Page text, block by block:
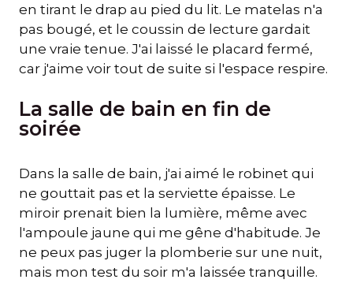
en tirant le drap au pied du lit. Le matelas n'a
pas bougé, et le coussin de lecture gardait
une vraie tenue. J'ai laissé le placard fermé,
car j'aime voir tout de suite si l'espace respire.
La salle de bain en fin de
soirée
Dans la salle de bain, j'ai aimé le robinet qui
ne gouttait pas et la serviette épaisse. Le
miroir prenait bien la lumière, même avec
l'ampoule jaune qui me gêne d'habitude. Je
ne peux pas juger la plomberie sur une nuit,
mais mon test du soir m'a laissée tranquille.